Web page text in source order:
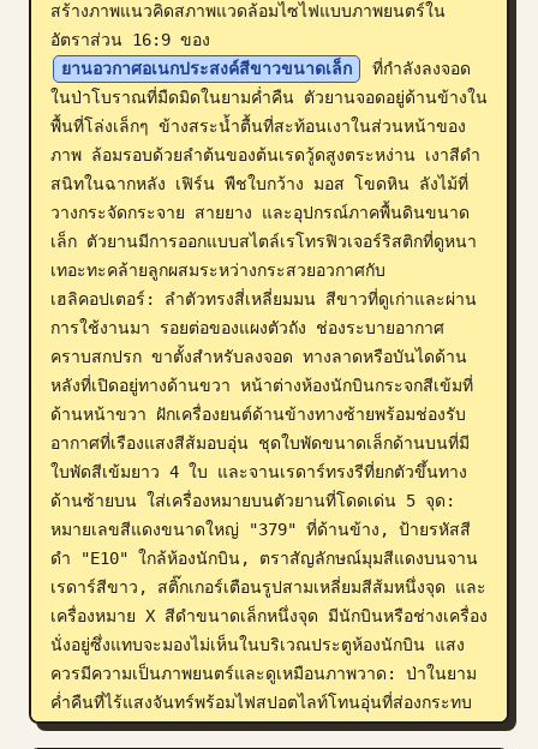
บล็อก
อัปเดต
สร้างภาพแนวคิดสภาพแวดล้อมไซไฟแบบภาพยนตร์ใน
อัตราส่วน 16:9 ของ
ยานอวกาศอเนกประสงค์สีขาวขนาดเล็ก
ที่กำลังลงจอด
ในป่าโบราณที่มืดมิดในยามค่ำคืน ตัวยานจอดอยู่ด้านข้างใน
พื้นที่โล่งเล็กๆ ข้างสระน้ำตื้นที่สะท้อนเงาในส่วนหน้าของ
ภาพ ล้อมรอบด้วยลำต้นของต้นเรดวู้ดสูงตระหง่าน เงาสีดำ
สนิทในฉากหลัง เฟิร์น พืชใบกว้าง มอส โขดหิน ลังไม้ที่
วางกระจัดกระจาย สายยาง และอุปกรณ์ภาคพื้นดินขนาด
เล็ก ตัวยานมีการออกแบบสไตล์เรโทรฟิวเจอร์ริสติกที่ดูหนา
เทอะทะคล้ายลูกผสมระหว่างกระสวยอวกาศกับ
เฮลิคอปเตอร์: ลำตัวทรงสี่เหลี่ยมมน สีขาวที่ดูเก่าและผ่าน
การใช้งานมา รอยต่อของแผงตัวถัง ช่องระบายอากาศ
คราบสกปรก ขาตั้งสำหรับลงจอด ทางลาดหรือบันไดด้าน
หลังที่เปิดอยู่ทางด้านขวา หน้าต่างห้องนักบินกระจกสีเข้มที่
ด้านหน้าขวา ฝักเครื่องยนต์ด้านข้างทางซ้ายพร้อมช่องรับ
อากาศที่เรืองแสงสีส้มอบอุ่น ชุดใบพัดขนาดเล็กด้านบนที่มี
ใบพัดสีเข้มยาว 4 ใบ และจานเรดาร์ทรงรีที่ยกตัวขึ้นทาง
ด้านซ้ายบน ใส่เครื่องหมายบนตัวยานที่โดดเด่น 5 จุด:
หมายเลขสีแดงขนาดใหญ่ "379" ที่ด้านข้าง, ป้ายรหัสสี
ดำ "E10" ใกล้ห้องนักบิน, ตราสัญลักษณ์มุมสีแดงบนจาน
เรดาร์สีขาว, สติ๊กเกอร์เตือนรูปสามเหลี่ยมสีส้มหนึ่งจุด และ
เครื่องหมาย X สีดำขนาดเล็กหนึ่งจุด มีนักบินหรือช่างเครื่อง
นั่งอยู่ซึ่งแทบจะมองไม่เห็นในบริเวณประตูห้องนักบิน แสง
ควรมีความเป็นภาพยนตร์และดูเหมือนภาพวาด: ป่าในยาม
ค่ำคืนที่ไร้แสงจันทร์พร้อมไฟสปอตไลท์โทนอุ่นที่ส่องกระทบ
ตัวยานและลำต้นของต้นไม้ เงาสีเขียวเข้มตัดดำ คอนทรา